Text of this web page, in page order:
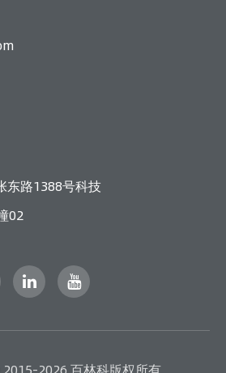
东路1388号科技
02